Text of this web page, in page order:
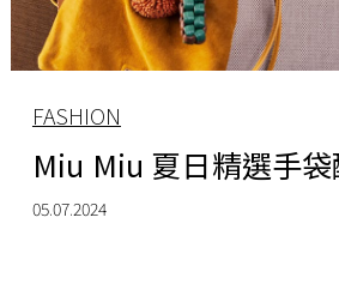
FASHION
Miu Miu 夏日精選手
05.07.2024